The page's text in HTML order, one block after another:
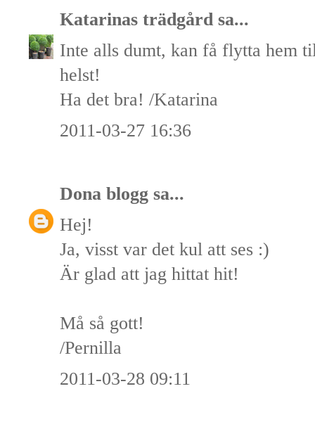
Katarinas trädgård sa...
Inte alls dumt, kan få flytta hem
helst!
Ha det bra! /Katarina
2011-03-27 16:36
Dona blogg sa...
Hej!
Ja, visst var det kul att ses :)
Är glad att jag hittat hit!
Må så gott!
/Pernilla
2011-03-28 09:11